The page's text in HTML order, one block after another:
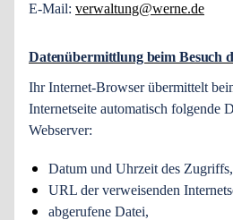
E-Mail: verwaltung@werne.de
Datenübermittlung beim Besuch
Ihr Internet-Browser übermittelt
Internetseite automatisch folgende
Webserver:
Datum und Uhrzeit des Zugriffs,
URL der verweisenden
abgerufene Datei,